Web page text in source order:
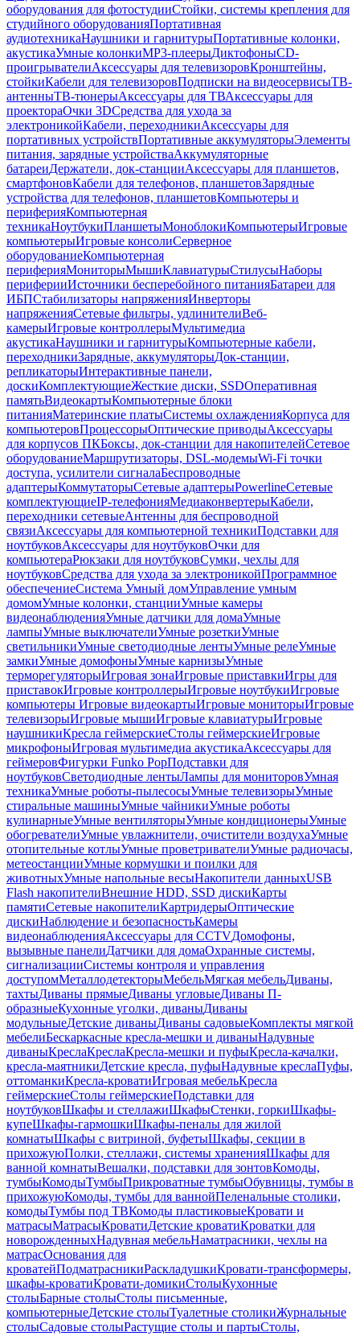
оборудования для фотостудииСтойки, системы крепления для
студийного оборудованияПортативная
аудиотехникаНаушники и гарнитурыПортативные колонки,
акустикаУмные колонкиMP3-плеерыДиктофоныCD-
проигрывателиАксессуары для телевизоровКронштейны,
стойкиКабели для телевизоровПодписки на видеосервисыТВ-
антенныТВ-тюнерыАксессуары для ТВАксессуары для
проектораОчки 3DСредства для ухода за
электроникойКабели, переходникиАксессуары для
портативных устройствПортативные аккумуляторыЭлементы
питания, зарядные устройстваАккумуляторные
батареиДержатели, док-станцииАксессуары для планшетов,
смартфоновКабели для телефонов, планшетовЗарядные
устройства для телефонов, планшетовКомпьютеры и
периферияКомпьютерная
техникаНоутбукиПланшетыМоноблокиКомпьютерыИгровые
компьютерыИгровые консолиСерверное
оборудованиеКомпьютерная
периферияМониторыМышиКлавиатурыСтилусыНаборы
периферииИсточники бесперебойного питанияБатареи для
ИБПСтабилизаторы напряженияИнверторы
напряженияСетевые фильтры, удлинителиВеб-
камерыИгровые контроллерыМультимедиа
акустикаНаушники и гарнитурыКомпьютерные кабели,
переходникиЗарядные, аккумуляторыДок-станции,
репликаторыИнтерактивные панели,
доскиКомплектующиеЖесткие диски, SSDОперативная
памятьВидеокартыКомпьютерные блоки
питанияМатеринские платыСистемы охлажденияКорпуса для
компьютеровПроцессорыОптические приводыАксессуары
для корпусов ПКБоксы, док-станции для накопителейСетевое
оборудованиеМаршрутизаторы, DSL-модемыWi-Fi точки
доступа, усилители сигналаБеспроводные
адаптерыКоммутаторыСетевые адаптерыPowerlineСетевые
комплектующиеIP-телефонияМедиаконвертерыКабели,
переходники сетевыеАнтенны для беспроводной
связиАксессуары для компьютерной техникиПодставки для
ноутбуковАксессуары для ноутбуковОчки для
компьютераРюкзаки для ноутбуковСумки, чехлы для
ноутбуковСредства для ухода за электроникойПрограммное
обеспечениеСистема Умный домУправление умным
домомУмные колонки, станцииУмные камеры
видеонаблюденияУмные датчики для домаУмные
лампыУмные выключателиУмные розеткиУмные
светильникиУмные светодиодные лентыУмные релеУмные
замкиУмные домофоныУмные карнизыУмные
терморегуляторыИгровая зонаИгровые приставкиИгры для
приставокИгровые контроллерыИгровые ноутбукиИгровые
компьютеры Игровые видеокартыИгровые мониторыИгровые
телевизорыИгровые мышиИгровые клавиатурыИгровые
наушникиКресла геймерскиеСтолы геймерскиеИгровые
микрофоныИгровая мультимедиа акустикаАксессуары для
геймеровФигурки Funko PopПодставки для
ноутбуковСветодиодные лентыЛампы для мониторовУмная
техникаУмные роботы-пылесосыУмные телевизорыУмные
стиральные машиныУмные чайникиУмные роботы
кулинарныеУмные вентиляторыУмные кондиционерыУмные
обогревателиУмные увлажнители, очистители воздухаУмные
отопительные котлыУмные проветривателиУмные радиочасы,
метеостанцииУмные кормушки и поилки для
животныхУмные напольные весыНакопители данныхUSB
Flash накопителиВнешние HDD, SSD дискиКарты
памятиСетевые накопителиКартридерыОптические
дискиНаблюдение и безопасностьКамеры
видеонаблюденияАксессуары для CCTVДомофоны,
вызывные панелиДатчики для домаОхранные системы,
сигнализацииСистемы контроля и управления
доступомМеталлодетекторыМебельМягкая мебельДиваны,
тахтыДиваны прямыеДиваны угловыеДиваны П-
образныеКухонные уголки, диваныДиваны
модульныеДетские диваныДиваны садовыеКомплекты мягкой
мебелиБескаркасные кресла-мешки и диваныНадувные
диваныКреслаКреслаКресла-мешки и пуфыКресла-качалки,
кресла-маятникиДетские кресла, пуфыНадувные креслаПуфы,
оттоманкиКресла-кроватиИгровая мебельКресла
геймерскиеСтолы геймерскиеПодставки для
ноутбуковШкафы и стеллажиШкафыСтенки, горкиШкафы-
купеШкафы-гармошкиШкафы-пеналы для жилой
комнатыШкафы с витриной, буфетыШкафы, секции в
прихожуюПолки, стеллажи, системы храненияШкафы для
ванной комнатыВешалки, подставки для зонтовКомоды,
тумбыКомодыТумбыПрикроватные тумбыОбувницы, тумбы в
прихожуюКомоды, тумбы для ваннойПеленальные столики,
комодыТумбы под ТВКомоды пластиковыеКровати и
матрасыМатрасыКроватиДетские кроватиКроватки для
новорожденныхНадувная мебельНаматрасники, чехлы на
матрасОснования для
кроватейПодматрасникиРаскладушкиКровати-трансформеры,
шкафы-кроватиКровати-домикиСтолыКухонные
столыБарные столыСтолы письменные,
компьютерныеДетские столыТуалетные столикиЖурнальные
столыСадовые столыРастущие столы и партыСтолы,